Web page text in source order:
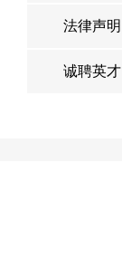
法律声明
诚聘英才